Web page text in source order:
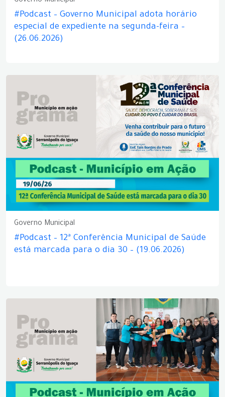
#Podcast – Governo Municipal adota horário
especial de expediente na segunda-feira –
(26.06.2026)
Governo Municipal
#Podcast – 12ª Conferência Municipal de Saúde
está marcada para o dia 30 – (19.06.2026)